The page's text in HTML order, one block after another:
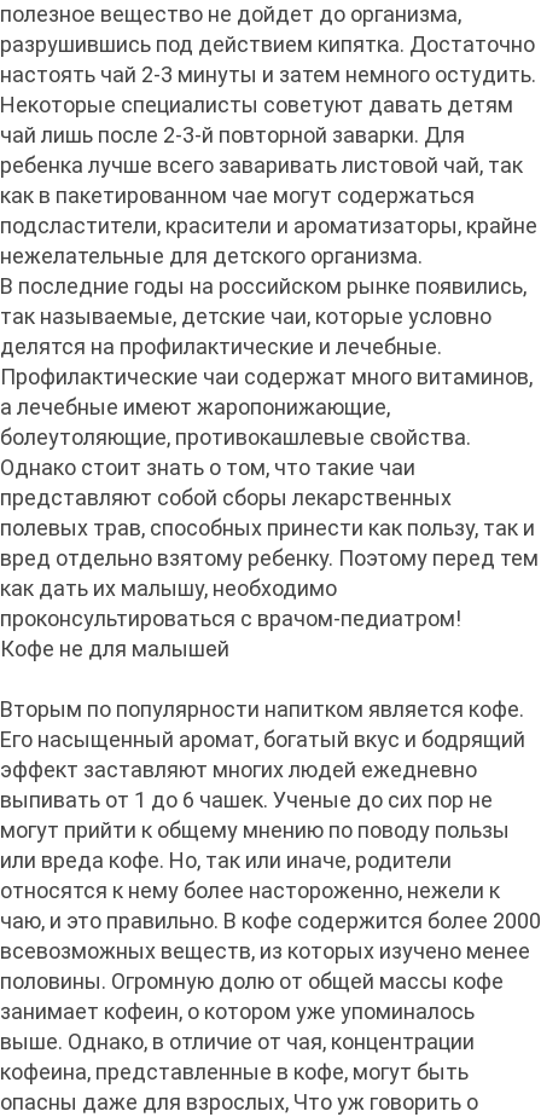
полезное вещество не дойдет до организма,
разрушившись под действием кипятка. Достаточно
настоять чай 2-3 минуты и затем немного остудить.
Некоторые специалисты советуют давать детям
чай лишь после 2-3-й повторной заварки. Для
ребенка лучше всего заваривать листовой чай, так
как в пакетированном чае могут содержаться
подсластители, красители и ароматизаторы, крайне
нежелательные для детского организма.
В последние годы на российском рынке появились,
так называемые, детские чаи, которые условно
делятся на профилактические и лечебные.
Профилактические чаи содержат много витаминов,
а лечебные имеют жаропонижающие,
болеутоляющие, противокашлевые свойства.
Однако стоит знать о том, что такие чаи
представляют собой сборы лекарственных
полевых трав, способных принести как пользу, так и
вред отдельно взятому ребенку. Поэтому перед тем
как дать их малышу, необходимо
проконсультироваться с врачом-педиатром!
Кофе не для малышей
Вторым по популярности напитком является кофе.
Его насыщенный аромат, богатый вкус и бодрящий
эффект заставляют многих людей ежедневно
выпивать от 1 до 6 чашек. Ученые до сих пор не
могут прийти к общему мнению по поводу пользы
или вреда кофе. Но, так или иначе, родители
относятся к нему более настороженно, нежели к
чаю, и это правильно. В кофе содержится более 2000
всевозможных веществ, из которых изучено менее
половины. Огромную долю от общей массы кофе
занимает кофеин, о котором уже упоминалось
выше. Однако, в отличие от чая, концентрации
кофеина, представленные в кофе, могут быть
опасны даже для взрослых, Что уж говорить о